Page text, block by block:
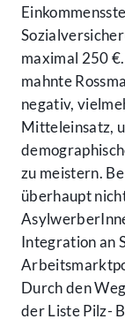
maximal 250
mahnte
negativ,
Mitteleinsatz,
zu meistern.
überhaupt
Integration an
Durch den
der Liste Pilz-